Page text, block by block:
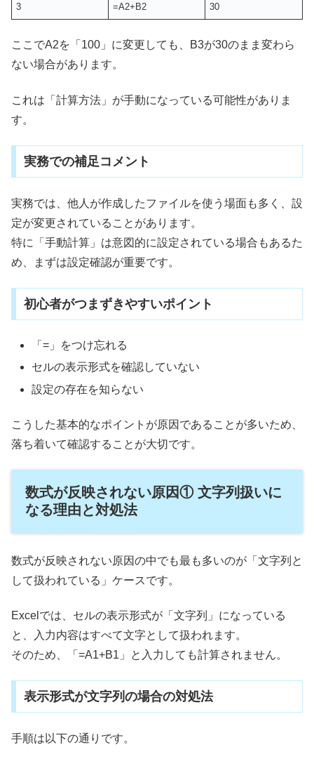
3 =A2+B2 30
ここでA2を「100」に変更しても、B3が30のまま変わら
ない場合があります。
これは「計算方法」が手動になっている可能性がありま
す。
実務での補足コメント
実務では、他人が作成したファイルを使う場面も多く、設
定が変更されていることがあります。
特に「手動計算」は意図的に設定されている場合もあるた
め、まずは設定確認が重要です。
初心者がつまずきやすいポイント
「=」をつけ忘れる
セルの表示形式を確認していない
設定の存在を知らない
こうした基本的なポイントが原因であることが多いため、
落ち着いて確認することが大切です。
数式が反映されない原因① 文字列扱いに
なる理由と対処法
数式が反映されない原因の中でも最も多いのが「文字列と
して扱われている」ケースです。
Excelでは、セルの表示形式が「文字列」になっている
と、入力内容はすべて文字として扱われます。
そのため、「=A1+B1」と入力しても計算されません。
表示形式が文字列の場合の対処法
手順は以下の通りです。